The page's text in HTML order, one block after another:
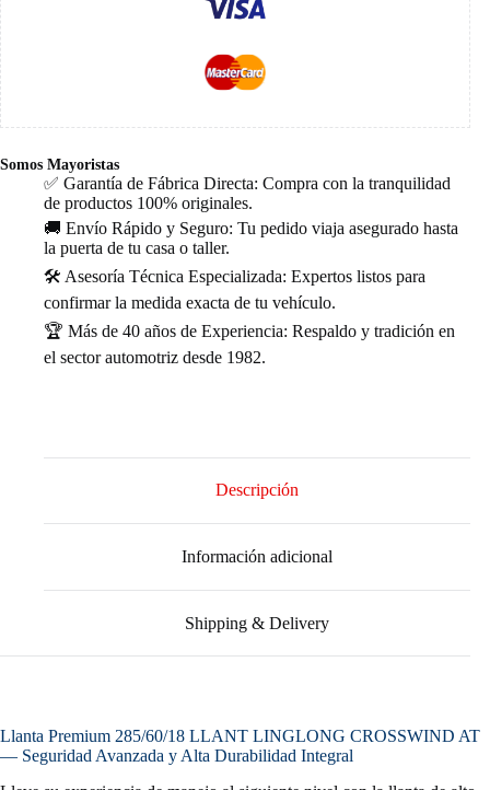
Somos Mayoristas
✅ Garantía de Fábrica Directa: Compra con la tranquilidad
de productos 100% originales.
🚚 Envío Rápido y Seguro: Tu pedido viaja asegurado hasta
la puerta de tu casa o taller.
🛠️ Asesoría Técnica Especializada: Expertos listos para
confirmar la medida exacta de tu vehículo.
🏆 Más de 40 años de Experiencia: Respaldo y tradición en
el sector automotriz desde 1982.
Descripción
Información adicional
Shipping & Delivery
Llanta Premium 285/60/18 LLANT LINGLONG CROSSWIND AT
— Seguridad Avanzada y Alta Durabilidad Integral